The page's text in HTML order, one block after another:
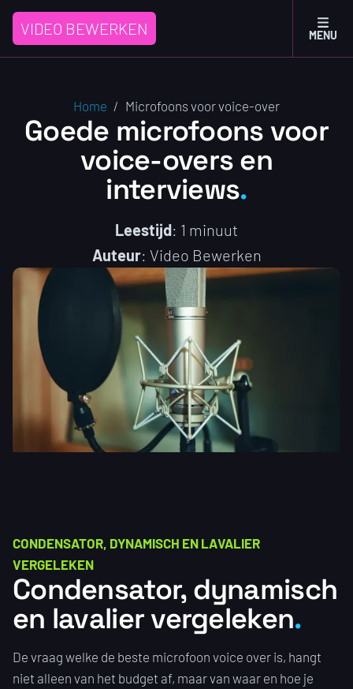
VIDEO BEWERKEN MENU
Home / Microfoons voor voice-over
Goede microfoons voor
voice-overs en
interviews
Leestijd: 1 minuut
Auteur: Video Bewerken
CONDENSATOR, DYNAMISCH EN LAVALIER
VERGELEKEN
Condensator, dynamisch
en lavalier vergeleken
De vraag welke de beste microfoon voice over is, hangt
niet alleen van het budget af, maar van waar en hoe je